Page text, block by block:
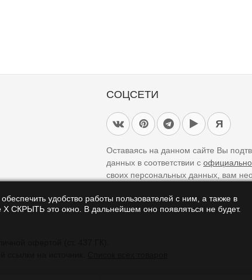
СОЦСЕТИ
Я
Оставаясь на данном сайте Вы
данных в соответствии с
своих персональных данных, вам
удобство работы пользователей с ним, а также в
Х СКРЫТЬ это окно. В дальнейшем оно появляться не будет.